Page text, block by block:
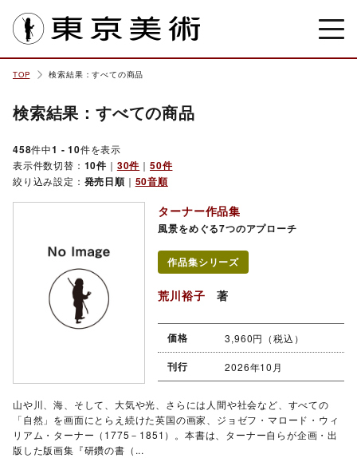
TOP 検索結果：すべての商品
検索結果：すべての商品
458件中1 - 10件を表示
表示件数切替： 10件 ｜ 30件 ｜50件
絞り込み設定： 発売日順 ｜ 50音順
ターナー作品集
風景をめぐる7つのアプローチ
作品集シリーズ
荒川裕子 著
価格 3,960円（税込）
刊行 2026年10月
山や川、海、そして、大気や光、さらには人間や社会など、すべての
「自然」を画面にとらえ続けた英国の画家、ジョゼフ・マロード・ウィ
リアム・ターナー（1775－1851）。本書は、ターナー自らが企画・出
版した版画集『研鑽の書（...